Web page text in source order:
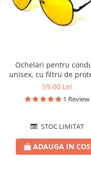
Ochelari pentru
unisex, cu filtru de
UV 400, cu toc cadou,
59,00 Lei
1 Review
STOC LIMITAT
ADAUGA IN COS